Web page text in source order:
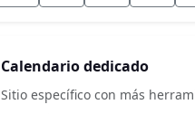
Calendario dedicado
Sitio específico con más